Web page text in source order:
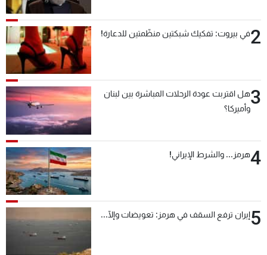
2في بيروت: تفكيك شبكتين منظّمتين للدعارة!
3هل اقتربت عودة الرحلات المباشرة بين لبنان
وأميركا؟
4هرمز... والشرط الإيراني!
5إيران ترفع السقف في هرمز: تعويضات وإلّا...